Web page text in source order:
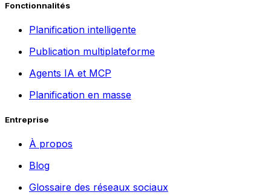
Fonctionnalités
Planification intelligente
Publication multiplateforme
Agents IA et MCP
Planification en masse
Entreprise
À propos
Blog
Glossaire des réseaux sociaux